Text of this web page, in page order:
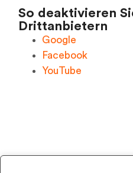
So deaktivieren
Drittanbietern
Google
Facebook
YouTube